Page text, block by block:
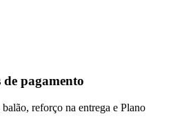
de pagamento
reforço na entrega e Plano